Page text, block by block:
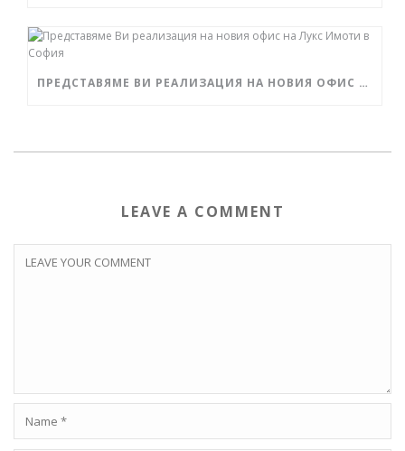
ПРЕДСТАВЯМЕ ВИ РЕАЛИЗАЦИЯ НА НОВИЯ ОФИС НА ЛУКС ИМОТИ В СОФИЯ
LEAVE A COMMENT